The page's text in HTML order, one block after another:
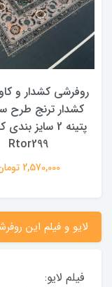
روفرشی کشدار و
کشدار ترنج طرح
پتینه 2 سایز
Rtor299
2,570,000 تومان
لایو و فیلم این
فیلم لایو: